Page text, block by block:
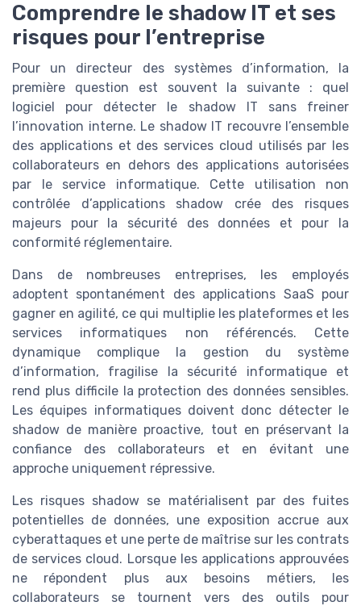
Comprendre le shadow IT et ses
risques pour l’entreprise
Pour un directeur des systèmes d’information, la
première question est souvent la suivante : quel
logiciel pour détecter le shadow IT sans freiner
l’innovation interne. Le shadow IT recouvre l’ensemble
des applications et des services cloud utilisés par les
collaborateurs en dehors des applications autorisées
par le service informatique. Cette utilisation non
contrôlée d’applications shadow crée des risques
majeurs pour la sécurité des données et pour la
conformité réglementaire.
Dans de nombreuses entreprises, les employés
adoptent spontanément des applications SaaS pour
gagner en agilité, ce qui multiplie les plateformes et les
services informatiques non référencés. Cette
dynamique complique la gestion du système
d’information, fragilise la sécurité informatique et
rend plus difficile la protection des données sensibles.
Les équipes informatiques doivent donc détecter le
shadow de manière proactive, tout en préservant la
confiance des collaborateurs et en évitant une
approche uniquement répressive.
Les risques shadow se matérialisent par des fuites
potentielles de données, une exposition accrue aux
cyberattaques et une perte de maîtrise sur les contrats
de services cloud. Lorsque les applications approuvées
ne répondent plus aux besoins métiers, les
collaborateurs se tournent vers des outils pour